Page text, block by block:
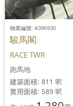
物業編號: A396930
駿馬閣
RACE TWR
跑馬地
建築面積: 811 呎
實用面積: 589 呎